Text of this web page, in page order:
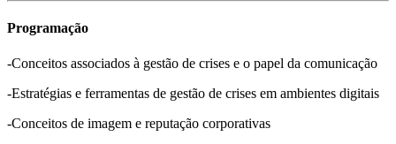
Programação
-Conceitos associados à gestão de crises e o papel da comunicação
-Estratégias e ferramentas de gestão de crises em ambientes digitais
-Conceitos de imagem e reputação corporativas